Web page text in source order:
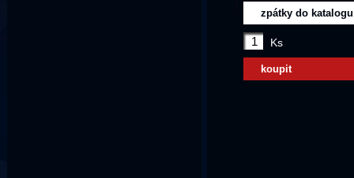
zpátky do katalogu
Ks
koupit